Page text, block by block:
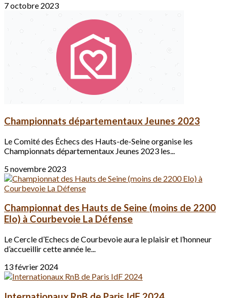
7 octobre 2023
Championnats départementaux Jeunes 2023
Le Comité des Échecs des Hauts-de-Seine organise les
Championnats départementaux Jeunes 2023 les...
5 novembre 2023
Championnat des Hauts de Seine (moins de 2200
Elo) à Courbevoie La Défense
Le Cercle d’Echecs de Courbevoie aura le plaisir et l’honneur
d’accueillir cette année le...
13 février 2024